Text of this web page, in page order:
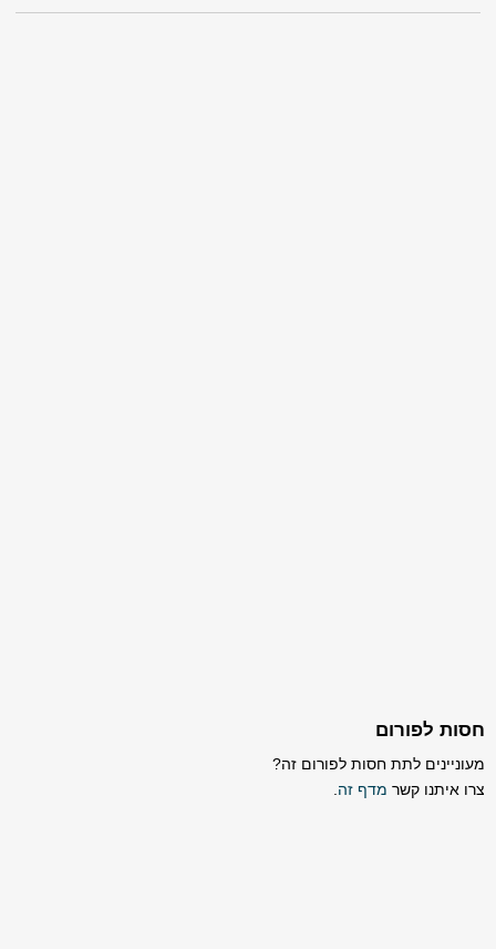
חסות לפורום
מעוניינים לתת חסות לפורום זה?
צרו איתנו קשר מדף זה